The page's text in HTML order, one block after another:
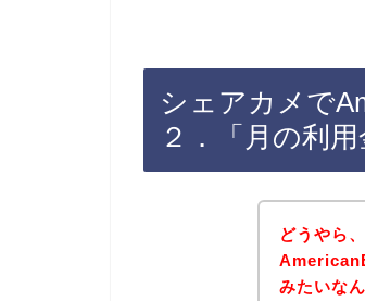
シェアカメで
２．「月の利
どうやら
みたいな